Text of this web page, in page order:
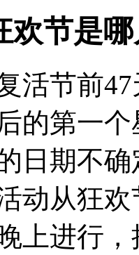
欢节是
活节前
的第一
日期不
动从狂
上进行